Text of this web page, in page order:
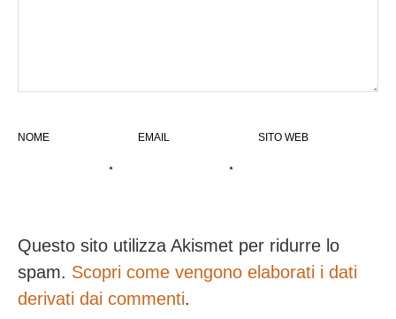
NOME
*
EMAIL
*
SITO WEB
Questo sito utilizza Akismet per ridurre lo
spam. Scopri come vengono elaborati i dati
derivati dai commenti.